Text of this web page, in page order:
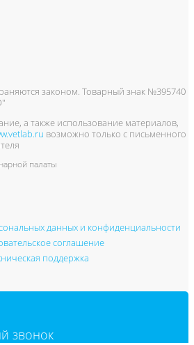
законом. Товарный знак №395740
а также использование материалов,
возможно только с письменного
палаты
данных и конфиденциальности
соглашение
поддержка
звонок